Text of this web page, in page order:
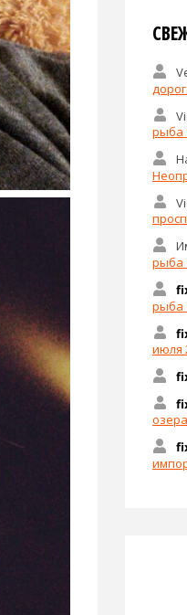
рыба
рыба
рыба
июля